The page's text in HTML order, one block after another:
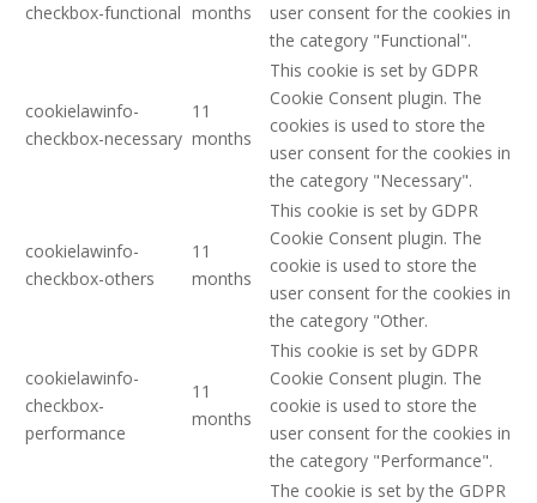
checkbox-functional months
user consent for the cookies in
the category "Functional".
cookielawinfo-
checkbox-necessary
11
months
This cookie is set by GDPR
Cookie Consent plugin. The
cookies is used to store the
user consent for the cookies in
the category "Necessary".
cookielawinfo-
checkbox-others
11
months
This cookie is set by GDPR
Cookie Consent plugin. The
cookie is used to store the
user consent for the cookies in
the category "Other.
cookielawinfo-
checkbox-
performance
11
months
This cookie is set by GDPR
Cookie Consent plugin. The
cookie is used to store the
user consent for the cookies in
the category "Performance".
The cookie is set by the GDPR